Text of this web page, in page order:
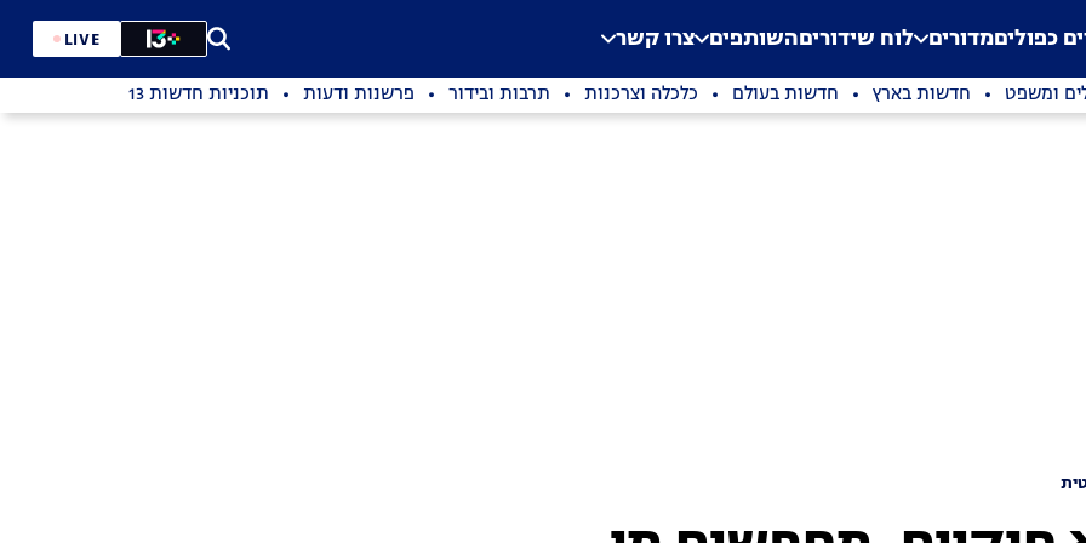
Application error: a
. כפוליםמדורים לוח שידוריםהשותפים צרו קשר LIVE
ומשפט חדשות בארץ חדשות בעולם כלכלה וצרכנות תרבות ובידור פרשנות ודעות תוכניות חדשות 13